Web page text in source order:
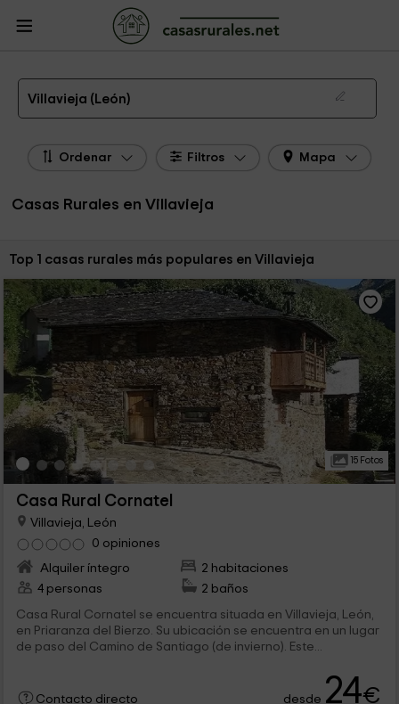
Casas Rurales
Rurales León
Casas Rurales Villavieja
Las 1 mejores casas rurales en Villavieja de 2026
Villavieja (León)
Ordenar Filtros Mapa
Casas Rurales en Villavieja
Ordenar por:
Top 1 casas rurales más populares en Villavieja
15 Fotos
Casa Rural Cornatel
Villavieja, León
0 opiniones
Alquiler íntegro
2 habitaciones
4 personas
2 baños
Casa Rural Cornatel se encuentra situada en Villavieja, León,
en Priaranza del Bierzo. Su ubicación se encuentra en un lugar
de paso del Camino de Santiago (de invierno). Este...
Contacto directo
desde 24€